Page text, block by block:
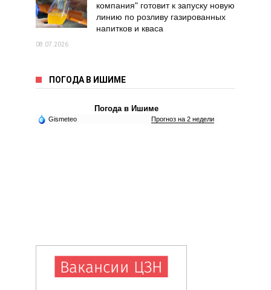
компания" готовит к запуску новую
линию по розливу газированных
напитков и кваса
08.07.2026
ПОГОДА В ИШИМЕ
Погода в Ишиме
Gismeteo Прогноз на 2 недели